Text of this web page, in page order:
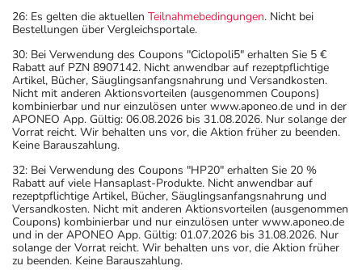
26: Es gelten die aktuellen Teilnahmebedingungen. Nicht bei
Bestellungen über Vergleichsportale.
30: Bei Verwendung des Coupons "Ciclopoli5" erhalten Sie 5 €
Rabatt auf PZN 8907142. Nicht anwendbar auf rezeptpflichtige
Artikel, Bücher, Säuglingsanfangsnahrung und Versandkosten.
Nicht mit anderen Aktionsvorteilen (ausgenommen Coupons)
kombinierbar und nur einzulösen unter www.aponeo.de und in der
APONEO App. Gültig: 06.08.2026 bis 31.08.2026. Nur solange der
Vorrat reicht. Wir behalten uns vor, die Aktion früher zu beenden.
Keine Barauszahlung.
32: Bei Verwendung des Coupons "HP20" erhalten Sie 20 %
Rabatt auf viele Hansaplast-Produkte. Nicht anwendbar auf
rezeptpflichtige Artikel, Bücher, Säuglingsanfangsnahrung und
Versandkosten. Nicht mit anderen Aktionsvorteilen (ausgenommen
Coupons) kombinierbar und nur einzulösen unter www.aponeo.de
und in der APONEO App. Gültig: 01.07.2026 bis 31.08.2026. Nur
solange der Vorrat reicht. Wir behalten uns vor, die Aktion früher
zu beenden. Keine Barauszahlung.